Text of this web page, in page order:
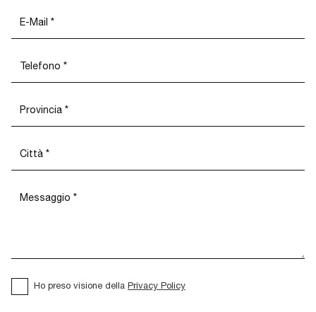
Ho preso visione della Privacy Policy